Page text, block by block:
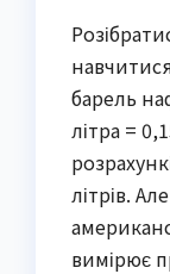
барель
літра =
літрів.
вимірює